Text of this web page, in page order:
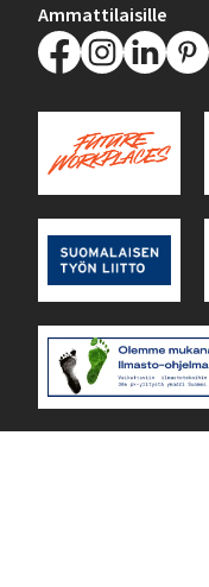
Ammattilaisille